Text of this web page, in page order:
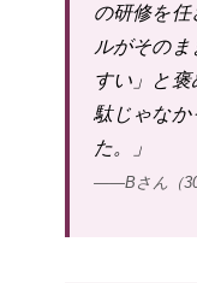
の研修を任
ルがその
すい」と
駄じゃなか
た。」
——Bさん（30